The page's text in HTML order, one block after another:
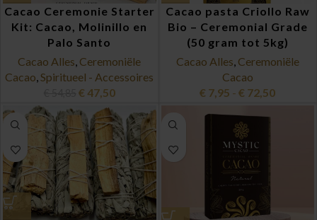
Cacao Ceremonie Starter
Kit: Cacao, Molinillo en
Palo Santo
Cacao Alles, Ceremoniële
Cacao,Spiritueel - Accessoires
€ 47,50
Cacao pasta Criollo Raw
Bio – Ceremonial Grade
(50 gram tot 5kg)
Cacao Alles, Ceremoniële
Cacao
€ 7,95 - € 72,50